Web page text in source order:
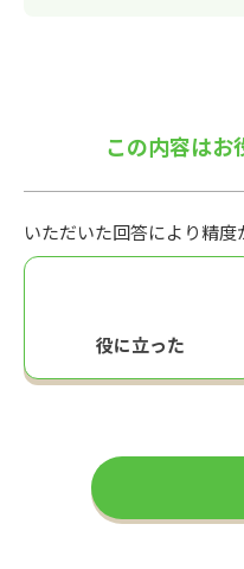
この内容はお
いただいた回答により精度
役に立った